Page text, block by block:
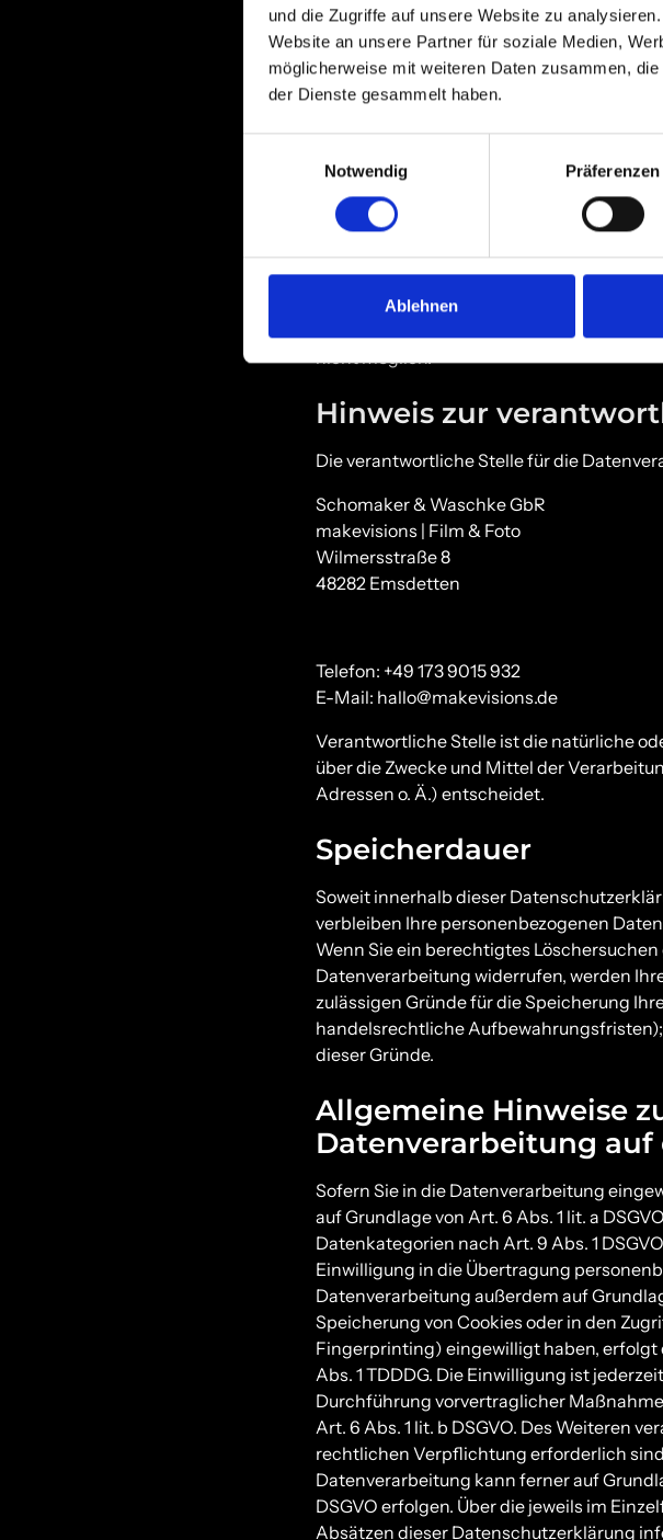
und die Zugriffe auf unsere Website zu
Website an unsere Partner für soziale Medien,
möglicherweise mit weiteren Daten zusammen,
der Dienste gesammelt haben.
Notwendig
Präferenzen
Ablehnen
Datenschutz
Die Betreiber dieser Seiten nehmen den
sowie dieser Datenschutzerklärung.
Wenn Sie diese Website benutzen,
Personenbezogene Daten sind Daten,
vorliegende Datenschutzerklärung
erläutert auch, wie und zu welchem Zweck
Wir weisen darauf hin, dass die
Sicherheitslücken aufweisen kann. Ein
nicht möglich.
Hinweis zur
Die verantwortliche Stelle für die
Schomaker & Waschke GbR
makevisions | Film & Foto
Wilmersstraße 8
48282 Emsdetten
Telefon: +49 173 9015 932
E-Mail: hallo@makevisions.de
Verantwortliche Stelle ist die natürliche
über die Zwecke und Mittel der
Adressen o. Ä.) entscheidet.
Speicherdauer
Soweit innerhalb dieser
verbleiben Ihre personenbezogenen
Wenn Sie ein berechtigtes
Datenverarbeitung widerrufen, werden
zulässigen Gründe für die Speicherung
handelsrechtliche
dieser Gründe.
Allgemeine Hinweise
Datenverarbeitung auf
Sofern Sie in die Datenverarbeitung
auf Grundlage von Art. 6 Abs. 1 lit. a
Datenkategorien nach Art. 9 Abs. 1
Einwilligung in die Übertragung
Datenverarbeitung außerdem auf
Speicherung von Cookies oder in den
Fingerprinting) eingewilligt haben, erfolgt
Abs. 1 TDDDG. Die Einwilligung ist
Durchführung vorvertraglicher
Art. 6 Abs. 1 lit. b DSGVO. Des Weiteren
rechtlichen Verpflichtung erforderlich sind
Datenverarbeitung kann ferner auf
DSGVO erfolgen. Über die jeweils im
Absätzen dieser Datenschutzerklärung